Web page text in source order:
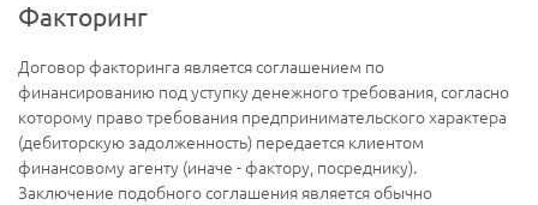
Факторинг
Договор факторинга является соглашением по
финансированию под уступку денежного требования, согласно
которому право требования предпринимательского характера
(дебиторскую задолженность) передается клиентом
финансовому агенту (иначе - фактору, посреднику).
Заключение подобного соглашения является обычно